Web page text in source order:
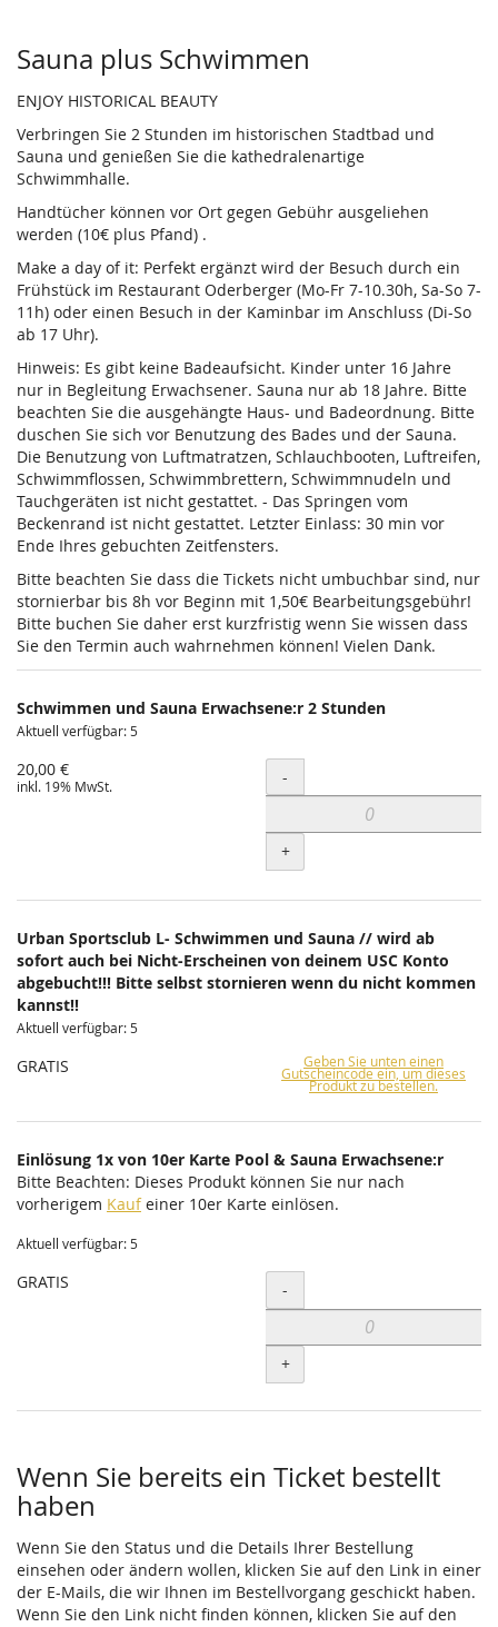
Sauna plus Schwimmen
ENJOY HISTORICAL BEAUTY
Verbringen Sie 2 Stunden im historischen Stadtbad und
Sauna und genießen Sie die kathedralenartige
Schwimmhalle.
Handtücher können vor Ort gegen Gebühr ausgeliehen
werden (10€ plus Pfand) .
Make a day of it: Perfekt ergänzt wird der Besuch durch ein
Frühstück im Restaurant Oderberger (Mo-Fr 7-10.30h, Sa-So 7-
11h) oder einen Besuch in der Kaminbar im Anschluss (Di-So
ab 17 Uhr).
Hinweis: Es gibt keine Badeaufsicht. Kinder unter 16 Jahre
nur in Begleitung Erwachsener. Sauna nur ab 18 Jahre. Bitte
beachten Sie die ausgehängte Haus- und Badeordnung. Bitte
duschen Sie sich vor Benutzung des Bades und der Sauna.
Die Benutzung von Luftmatratzen, Schlauchbooten, Luftreifen,
Schwimmflossen, Schwimmbrettern, Schwimmnudeln und
Tauchgeräten ist nicht gestattet. - Das Springen vom
Beckenrand ist nicht gestattet. Letzter Einlass: 30 min vor
Ende Ihres gebuchten Zeitfensters.
Bitte beachten Sie dass die Tickets nicht umbuchbar sind, nur
stornierbar bis 8h vor Beginn mit 1,50€ Bearbeitungsgebühr!
Bitte buchen Sie daher erst kurzfristig wenn Sie wissen dass
Sie den Termin auch wahrnehmen können! Vielen Dank.
Schwimmen und Sauna Erwachsene:r 2 Stunden
Aktuell verfügbar: 5
20,00 €
inkl. 19% MwSt. Menge
-
+
Urban Sportsclub L- Schwimmen und Sauna // wird ab
sofort auch bei Nicht-Erscheinen von deinem USC Konto
abgebucht!!! Bitte selbst stornieren wenn du nicht kommen
kannst!!
Aktuell verfügbar: 5
GRATIS Geben Sie unten einen
Gutscheincode ein, um dieses
Produkt zu bestellen.
Einlösung 1x von 10er Karte Pool & Sauna Erwachsene:r
Bitte Beachten: Dieses Produkt können Sie nur nach
vorherigem Kaufeiner 10er Karte einlösen.
Aktuell verfügbar: 5
GRATIS Menge
-
+
Wenn Sie bereits ein Ticket bestellt
haben
Wenn Sie den Status und die Details Ihrer Bestellung
einsehen oder ändern wollen, klicken Sie auf den Link in einer
der E-Mails, die wir Ihnen im Bestellvorgang geschickt haben.
Wenn Sie den Link nicht finden können, klicken Sie auf den